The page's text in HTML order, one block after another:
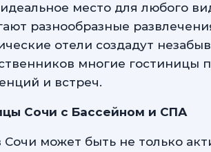
место для любого
разнообразные
отели создадут
многие гостиницы
и встреч.
Сочи с Бассейном и СПА
Сочи может быть не только